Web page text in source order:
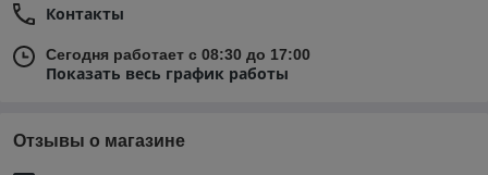
Контакты
Сегодня работает с 08:30 до 17:00
Показать весь график работы
Отзывы о магазине